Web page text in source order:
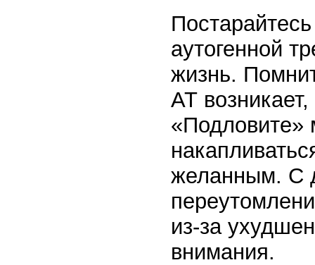
аутогенной
жизнь.
АТ
«Подловите»
желанным. С
из-за
внимания.